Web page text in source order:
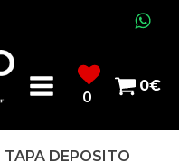
0
0€
TAPA DEPOSITO